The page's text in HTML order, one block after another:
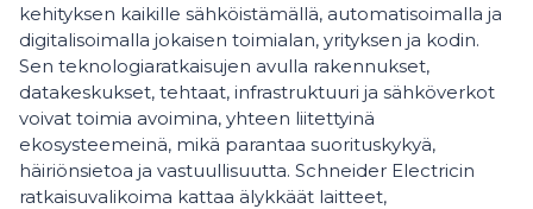
kehityksen kaikille sähköistämällä, automatisoimalla ja
digitalisoimalla jokaisen toimialan, yrityksen ja kodin.
Sen teknologiaratkaisujen avulla rakennukset,
datakeskukset, tehtaat, infrastruktuuri ja sähköverkot
voivat toimia avoimina, yhteen liitettyinä
ekosysteemeinä, mikä parantaa suorituskykyä,
häiriönsietoa ja vastuullisuutta. Schneider Electricin
ratkaisuvalikoima kattaa älykkäät laitteet,